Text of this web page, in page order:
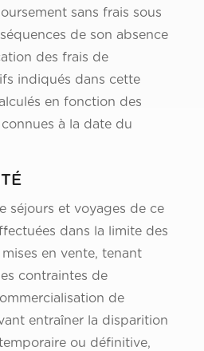
sans frais sous
de son absence
des frais de
indiqués dans cette
en fonction des
à la date du
séjours et voyages de ce
dans la limite des
en vente, tenant
contraintes de
de
entraîner la disparition
ou définitive,